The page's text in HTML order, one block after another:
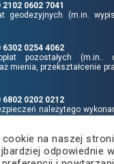
2102 0602 7041
geodezyjnych (m.in.
6302 0254 4062
pozostałych (m.in..
mienia, przekształcenie
6802 0202 0212
należytego
skarbową należy
0062 0000 0423
cookie na naszej
odpowiednie